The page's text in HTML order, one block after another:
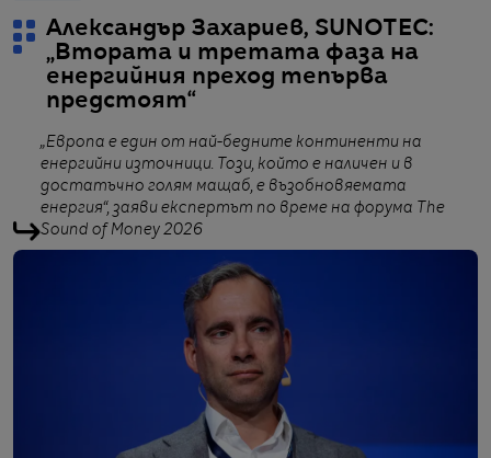
Александър Захариев, SUNOTEC:
„Втората и третата фаза на
енергийния преход тепърва
предстоят“
„Европа е един от най-бедните континенти на
енергийни източници. Този, който е наличен и в
достатъчно голям мащаб, е възобновяемата
енергия“, заяви експертът по време на форума The
Sound of Money 2026